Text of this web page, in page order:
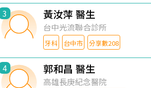
3 黃汝萍 醫生
台中光流聯合診所
牙科 台中市 分享數208
4 郭和昌 醫生
高雄長庚紀念醫院